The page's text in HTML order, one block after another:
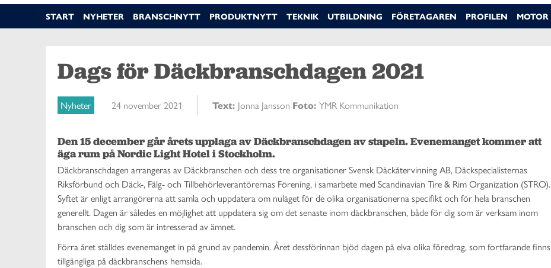
START NYHETER BRANSCHNYTT PRODUKTNYTT TEKNIK UTBILDNING FÖRETAGAREN PROFILEN MOTOR
Dags för Däckbranschdagen 2021
Nyheter 24 november 2021 Text: Jonna Jansson Foto: YMR Kommunikation
Den 15 december går årets upplaga av Däckbranschdagen av stapeln. Evenemanget kommer att
äga rum på Nordic Light Hotel i Stockholm.
Däckbranschdagen arrangeras av Däckbranschen och dess tre organisationer Svensk Däckåtervinning AB, Däckspecialisternas
Riksförbund och Däck-, Fälg- och Tillbehörleverantörernas Förening, i samarbete med Scandinavian Tire & Rim Organization (STRO).
Syftet är enligt arrangörerna att samla och uppdatera om nuläget för de olika organisationerna specifikt och för hela branschen
generellt. Dagen är således en möjlighet att uppdatera sig om det senaste inom däckbranschen, både för dig som är verksam inom
branschen och dig som är intresserad av ämnet.
Förra året ställdes evenemanget in på grund av pandemin. Året dessförinnan bjöd dagen på elva olika föredrag, som fortfarande finns
tillgängliga på däckbranschens hemsida.